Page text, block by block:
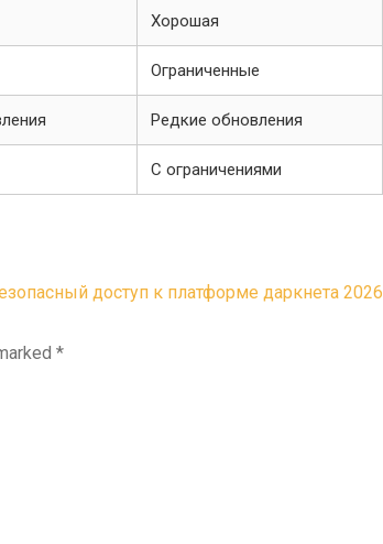
Хорошая
Ограниченные
Редкие обновления
С ограничениями
доступ к платформе даркнета 2026
*